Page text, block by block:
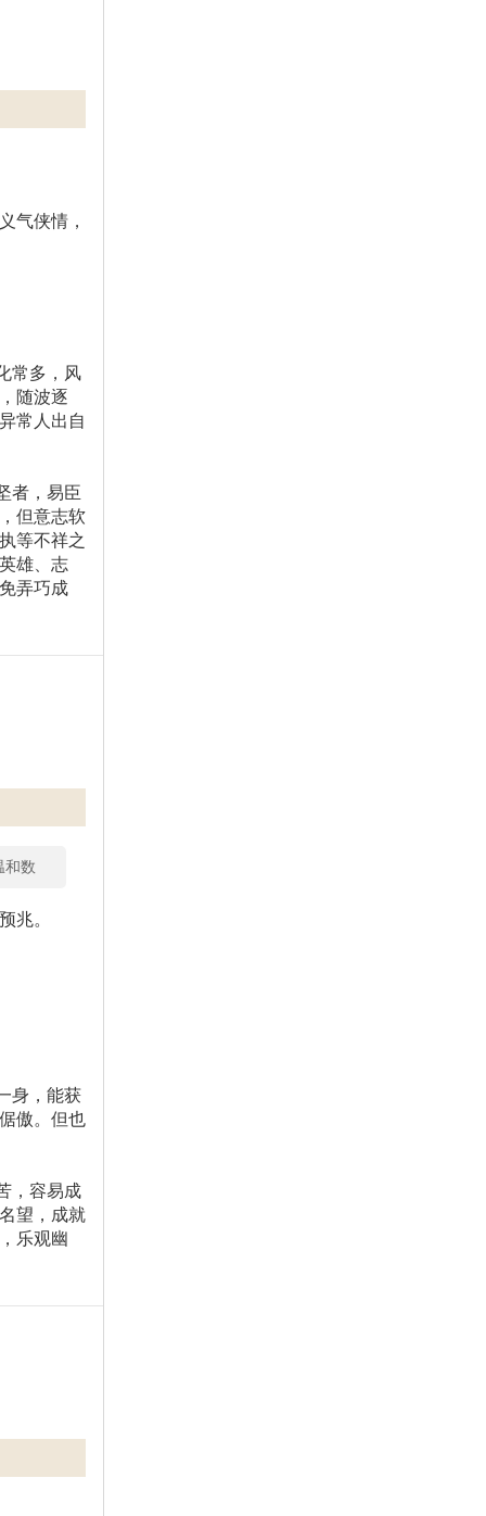
气侠情，
常多，风
随波逐
常人出自
者，易臣
但意志软
等不祥之
雄、志
弄巧成
和数
兆。
身，能获
傲。但也
，容易成
望，成就
乐观幽